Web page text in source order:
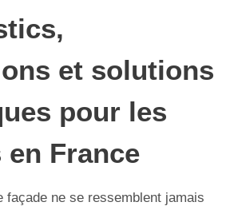
et solutions
pour les
en France
façade ne se ressemblent jamais